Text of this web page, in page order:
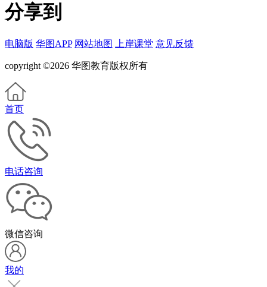
分享到
电脑版 华图APP 网站地图 上岸课堂 意见反馈
copyright ©2026 华图教育版权所有
首页
电话咨询
微信咨询
我的